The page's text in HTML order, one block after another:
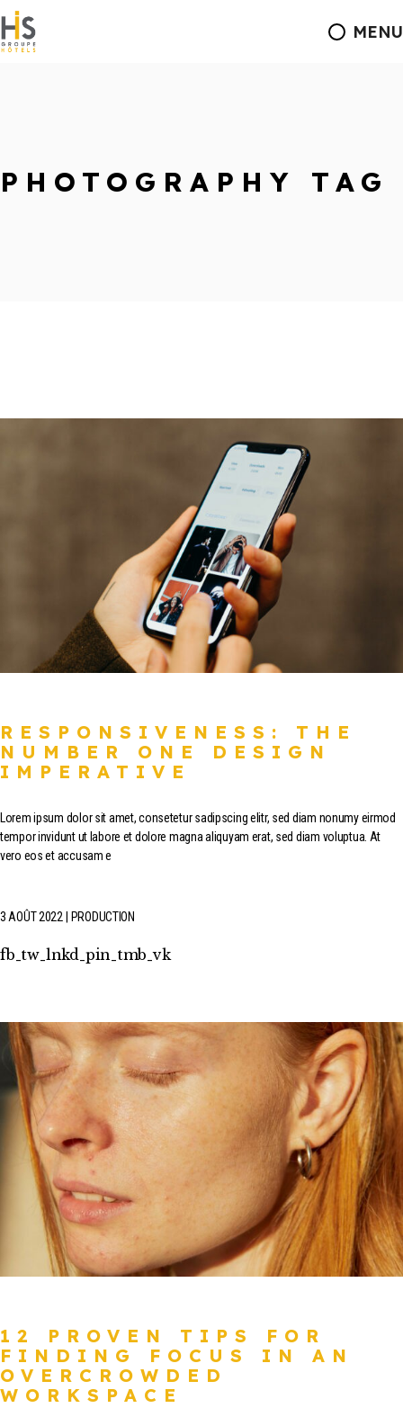
MENU
PHOTOGRAPHY TAG
RESPONSIVENESS: THE
NUMBER ONE DESIGN
IMPERATIVE
Lorem ipsum dolor sit amet, consetetur sadipscing elitr, sed diam nonumy eirmod
tempor invidunt ut labore et dolore magna aliquyam erat, sed diam voluptua. At
vero eos et accusam e
3 AOÛT 2022 PRODUCTION
fb tw lnkd pin tmb vk
12 PROVEN TIPS FOR
FINDING FOCUS IN AN
OVERCROWDED
WORKSPACE